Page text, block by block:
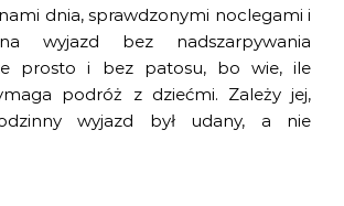
dnia, sprawdzonymi noclegami i
wyjazd bez nadszarpywania
prosto i bez patosu, bo wie, ile
podróż z dziećmi. Zależy jej,
wyjazd był udany, a nie